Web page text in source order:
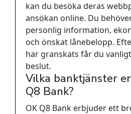
kan du besöka deras
ansökan online. Du
personlig information,
och önskat lånebelopp.
har granskats får du
beslut.
Vilka banktjänster
Q8 Bank?
OK Q8 Bank erbjuder ett